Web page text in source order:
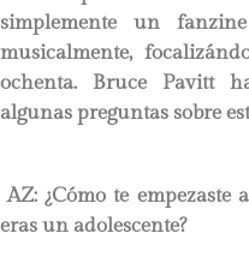
simplemente un
musicalmente,
ochenta. Bruce Pavitt
algunas preguntas sobre
AZ: ¿Cómo te
eras un adolescente?